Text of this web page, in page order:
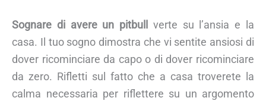
Sognare di avere un pitbull
verte su l’ansia e la
casa. Il tuo sogno dimostra che vi sentite ansiosi di
dover ricominciare da capo o di dover ricominciare
da zero. Rifletti sul fatto che a casa troverete la
calma necessaria per riflettere su un argomento